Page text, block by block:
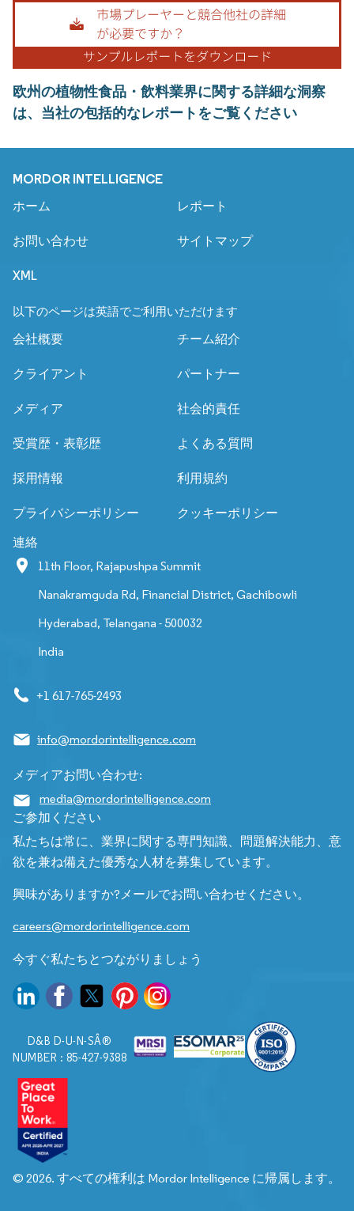
欧州の植物性食品・飲料業界に関する詳細な洞察
は、当社の包括的なレポートをご覧ください
MORDOR INTELLIGENCE
ホーム レポート
お問い合わせ サイトマップ
XML
以下のページは英語でご利用いただけます
会社概要 チーム紹介
クライアント パートナー
メディア 社会的責任
受賞歴・表彰歴 よくある質問
採用情報 利用規約
プライバシーポリシー クッキーポリシー
連絡
11th Floor, Rajapushpa Summit
Nanakramguda Rd, Financial District, Gachibowli
Hyderabad, Telangana - 500032
India
+1 617-765-2493
info@mordorintelligence.com
メディアお問い合わせ:
media@mordorintelligence.com
ご参加ください
私たちは常に、業界に関する専門知識、問題解決能力、意
欲を兼ね備えた優秀な人材を募集しています。
興味がありますか?メールでお問い合わせください。
careers@mordorintelligence.com
今すぐ私たちとつながりましょう
D&B D-U-N-SÂ®
NUMBER : 85-427-9388
© 2026. すべての権利は Mordor Intelligence に帰属します。